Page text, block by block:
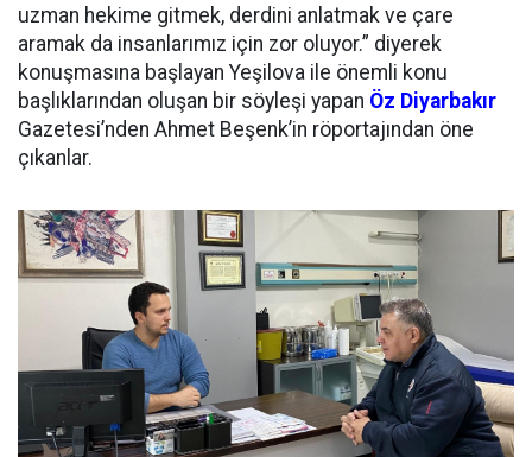
uzman hekime gitmek, derdini anlatmak ve çare
aramak da insanlarımız için zor oluyor.” diyerek
konuşmasına başlayan Yeşilova ile önemli konu
başlıklarından oluşan bir söyleşi yapan Öz Diyarbakır
Gazetesi’nden Ahmet Beşenk’in röportajından öne
çıkanlar.